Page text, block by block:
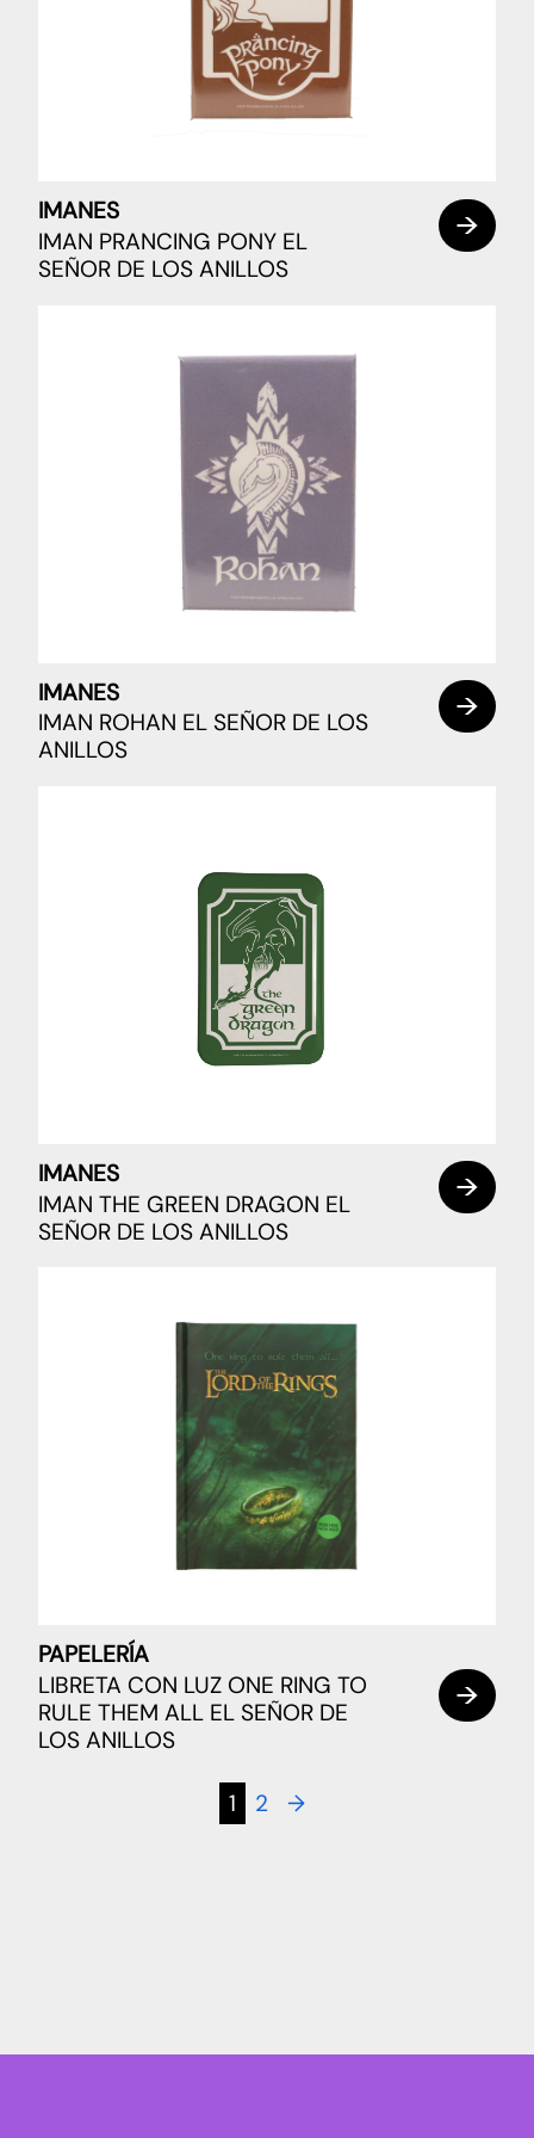
IMANES
IMAN PRANCING PONY EL
SEÑOR DE LOS ANILLOS
IMANES
IMAN ROHAN EL SEÑOR DE LOS
ANILLOS
IMANES
IMAN THE GREEN DRAGON EL
SEÑOR DE LOS ANILLOS
PAPELERÍA
LIBRETA CON LUZ ONE RING TO
RULE THEM ALL EL SEÑOR DE
LOS ANILLOS
1 2 →